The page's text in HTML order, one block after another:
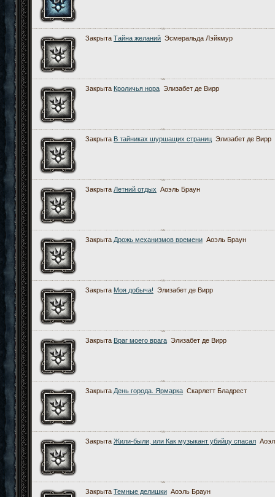
Закрыта Тайна желаний Эсмеральда Лэйкмур
Закрыта Кроличья нора Элизабет де Вирр
Закрыта В тайниках шуршащих страниц Элизабет де Вирр
Закрыта Летний отдых Аоэль Браун
Закрыта Дрожь механизмов времени Аоэль Браун
Закрыта Моя добыча! Элизабет де Вирр
Закрыта Враг моего врага Элизабет де Вирр
Закрыта День города. Ярмарка Скарлетт Бладрест
Закрыта Жили-были, или Как музыкант убийцу спасал
Закрыта Темные делишки Аоэль Браун